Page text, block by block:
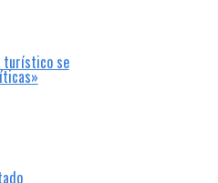
con propietarios y
los valores quincenales
departamentos con las
según calidad, estado,
servicios para los
Plata.
enero, en el caso de
para 2/3 personas, los
departamentos de 2
desde $ 42.000;
para 5/6 personas,
3 ambientes desde $
turístico se